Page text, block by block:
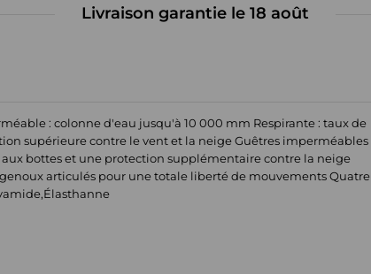
Livraison garantie le 18 août
: colonne d'eau jusqu'à 10 000 mm Respirante : taux de
supérieure contre le vent et la neige Guêtres imperméables
bottes et une protection supplémentaire contre la neige
articulés pour une totale liberté de mouvements Quatre